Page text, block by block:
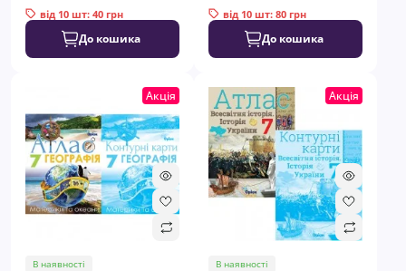
від 10 шт: 40 грн
До кошика
від 10 шт: 80 грн
До кошика
Акція
В наявності
Акція
В наявності